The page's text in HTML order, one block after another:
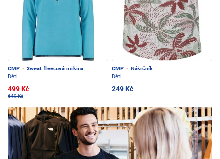
CMP · Sweat fleecová mikina
Děti
499 Kč
649 Kč
CMP · Nákrčník
Děti
249 Kč